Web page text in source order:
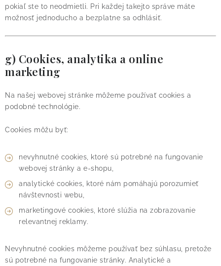
pokiaľ ste to neodmietli. Pri každej takejto správe máte
možnosť jednoducho a bezplatne sa odhlásiť.
g) Cookies, analytika a online
marketing
Na našej webovej stránke môžeme používať cookies a
podobné technológie.
Cookies môžu byť:
nevyhnutné cookies, ktoré sú potrebné na fungovanie
webovej stránky a e-shopu,
analytické cookies, ktoré nám pomáhajú porozumieť
návštevnosti webu,
marketingové cookies, ktoré slúžia na zobrazovanie
relevantnej reklamy.
Nevyhnutné cookies môžeme používať bez súhlasu, pretože
sú potrebné na fungovanie stránky. Analytické a